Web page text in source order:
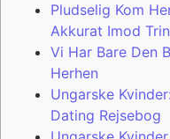
Pludselig Kom
Akkurat Imod
Vi Har Bare Den
Herhen
Ungarske
Dating Rejsebog